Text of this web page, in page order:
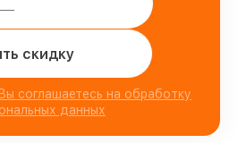
скидку
соглашаетесь на обработку
данных